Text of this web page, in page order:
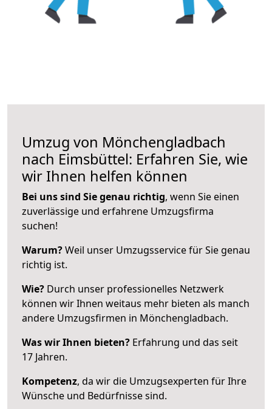
Umzug von Mönchengladbach
nach Eimsbüttel: Erfahren Sie, wie
wir Ihnen helfen können
Bei uns sind Sie genau richtig, wenn Sie einen
zuverlässige und erfahrene Umzugsfirma
suchen!
Warum?Weil unser Umzugsservice für Sie genau
richtig ist.
Wie? Durch unser professionelles Netzwerk
können wir Ihnen weitaus mehr bieten als manch
andere Umzugsfirmen in Mönchengladbach.
Was wir Ihnen bieten? Erfahrung und das seit
17 Jahren.
Kompetenz, da wir die Umzugsexperten für Ihre
Wünsche und Bedürfnisse sind.